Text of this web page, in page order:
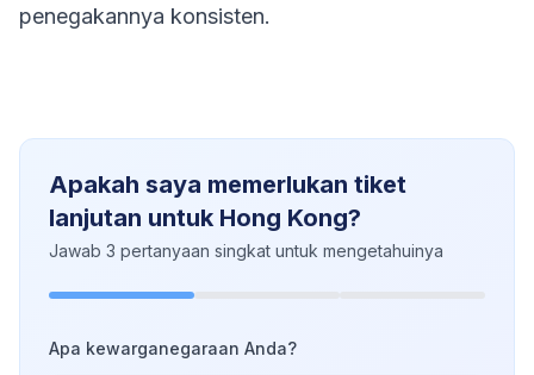
penegakannya konsisten.
Apakah saya memerlukan tiket
lanjutan untuk Hong Kong?
Jawab 3 pertanyaan singkat untuk mengetahuinya
Apa kewarganegaraan Anda?